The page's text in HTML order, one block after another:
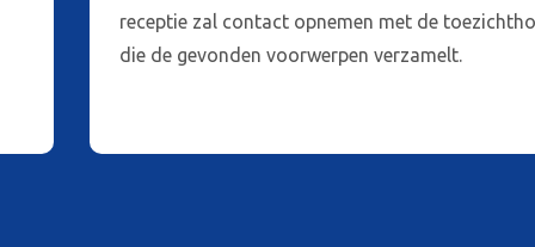
receptie zal contact opnemen met de
die de gevonden voorwerpen verzamelt.